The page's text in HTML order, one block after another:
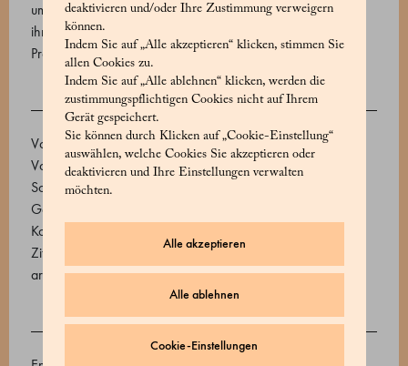
deaktivieren und/oder Ihre Zustimmung verweigern
können.
Indem Sie auf „Alle akzeptieren“ klicken, stimmen Sie
allen Cookies zu.
Indem Sie auf „Alle ablehnen“ klicken, werden die
zustimmungspflichtigen Cookies nicht auf Ihrem
Gerät gespeichert.
Sie können durch Klicken auf „Cookie-Einstellung“
auswählen, welche Cookies Sie akzeptieren oder
deaktivieren und Ihre Einstellungen verwalten
möchten.
Alle akzeptieren
Alle ablehnen
Cookie-Einstellungen
umschlossen von einer feinen Schicht Milchschokolade, die
ihre Finesse und aromatische Nachhaltigkeit hervorhebt.
Produktcode: 570666118_V
Vollmilchschokolade 46 % (Zucker, Kakaobutter,
Vollmilchpulver, Kakaobohnen. Emulgator:
Sonnenblumenlecithin, natürliches Vanilleextrakt),
Getrocknete Kokosnuss (Kokosnuss, Zucker,
Konservierungsstoff E220 (Schwefeldioxid)), Ätherisches
Zitronenöl, Ethanol, Kokos- und Palmöl, Wasser, Gummi
arabicum, Glukosesirup, Saccharose, Zitronensäure, E904.